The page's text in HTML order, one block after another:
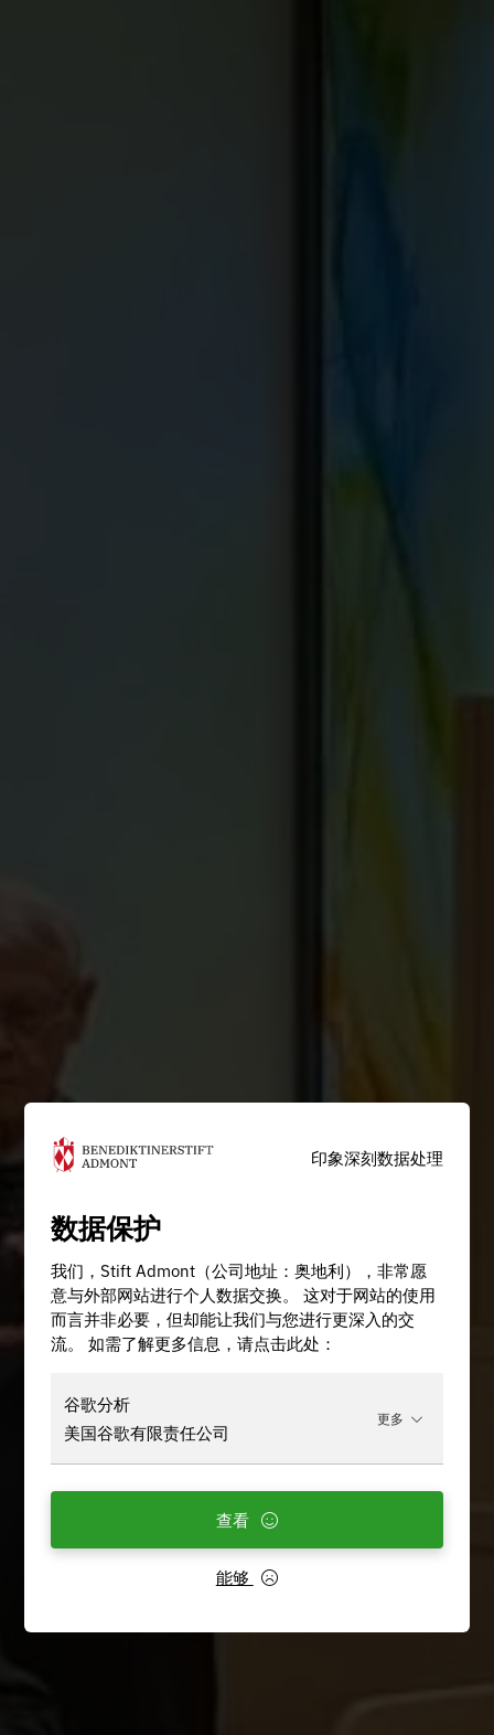
印象深刻数据处理
数据保护
我们，Stift Admont（公司地址：奥地利），非常愿
意与外部网站进行个人数据交换。 这对于网站的使用
而言并非必要，但却能让我们与您进行更深入的交
流。 如需了解更多信息，请点击此处：
谷歌分析
美国谷歌有限责任公司
更多
能够
查看